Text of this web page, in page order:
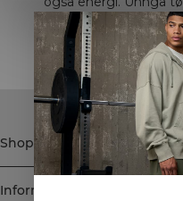
også
varme, da dette
Shop
Informasjon